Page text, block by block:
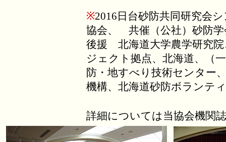
※2016日台砂防共同研究
協会、 共催（公社）砂防学
後援 北海道大学農学研究院
ジェクト拠点、北海道、（
防・地すべり技術センター
機構、北海道砂防ボランテ
詳細については当協会機関